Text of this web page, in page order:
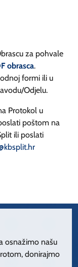
za pohvale
obrasca.
formi ili u
Odjelu.
Protokol u
poštom na
ili poslati
osnažimo našu
donirajmo